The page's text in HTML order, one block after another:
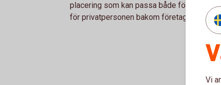
placering som kan passa både företaget,
för privatpersonen bakom företaget.
Vi